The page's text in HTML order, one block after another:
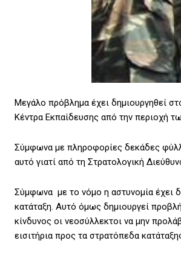
Μεγάλο πρόβλημα έχει δημιουργηθεί
Κέντρα Εκπαίδευσης από την περιοχή
Σύμφωνα με πληροφορίες δεκάδες
αυτό γιατί από τη Στρατολογική
Σύμφωνα με το νόμο η αστυνομία έχει
κατάταξη. Αυτό όμως δημιουργεί
κίνδυνος οι νεοσύλλεκτοι να μην
εισιτήρια προς τα στρατόπεδα